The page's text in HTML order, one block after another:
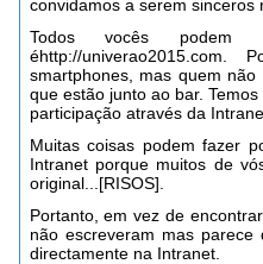
convidamos a serem sinceros
Todos vocês podem
éhttp://univerao2015.com.
smartphones, mas quem
que estão junto ao bar.
participação através da
Muitas coisas podem fazer
Intranet porque muitos de
original...[RISOS].
Portanto, em vez de
não escreveram mas
directamente na Intranet.